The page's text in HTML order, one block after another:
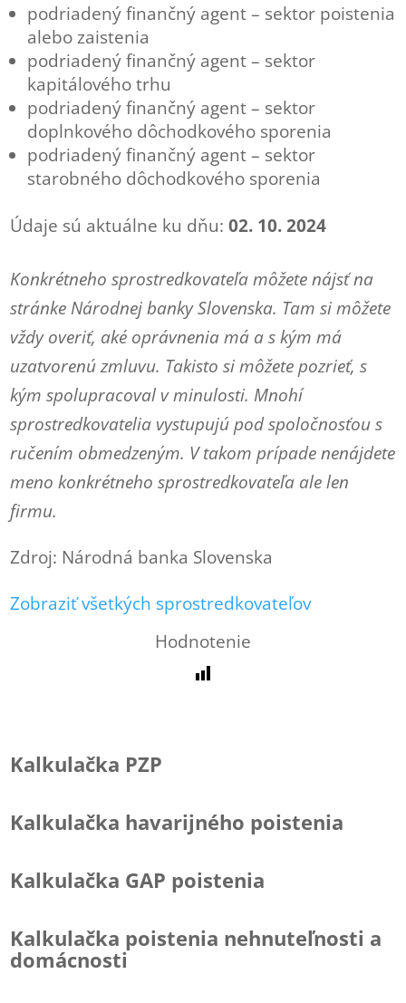
podriadený finančný agent – sektor poistenia
alebo zaistenia
podriadený finančný agent – sektor
kapitálového trhu
podriadený finančný agent – sektor
doplnkového dôchodkového sporenia
podriadený finančný agent – sektor
starobného dôchodkového sporenia
Údaje sú aktuálne ku dňu:02. 10. 2024
Konkrétneho sprostredkovateľa môžete nájsť na
stránke Národnej banky Slovenska. Tam si môžete
vždy overiť, aké oprávnenia má a s kým má
uzatvorenú zmluvu. Takisto si môžete pozrieť, s
kým spolupracoval v minulosti. Mnohí
sprostredkovatelia vystupujú pod spoločnosťou s
ručením obmedzeným. V takom prípade nenájdete
meno konkrétneho sprostredkovateľa ale len
firmu.
Zdroj: Národná banka Slovenska
Zobraziť všetkých sprostredkovateľov
Hodnotenie
Kalkulačka PZP
Kalkulačka havarijného poistenia
Kalkulačka GAP poistenia
Kalkulačka poistenia nehnuteľnosti a
domácnosti